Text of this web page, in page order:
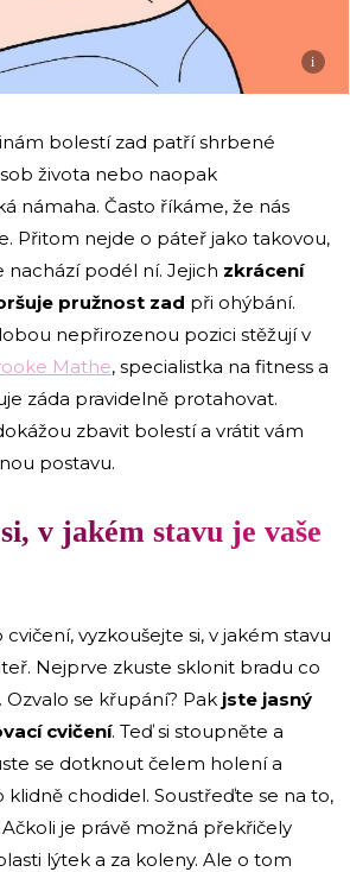
i
bolestí zad patří shrbené
života nebo naopak
námaha. Často říkáme, že nás
Přitom nejde o páteř jako takovou,
nachází podél ní. Jejich zkrácení
pružnost zad při ohýbání.
nepřirozenou pozici stěžují v
Mathe, specialistka na fitness a
záda pravidelně protahovat.
zbavit bolestí a vrátit vám
postavu.
v jakém stavu je vaše
vyzkoušejte si, v jakém stavu
Nejprve zkuste sklonit bradu co
se křupání? Pak jste jasný
cvičení. Teď si stoupněte a
se dotknout čelem holení a
chodidel. Soustřeďte se na to,
Ačkoli je právě možná překřičely
lýtek a za koleny. Ale o tom